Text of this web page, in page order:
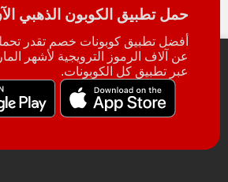
حمل تطبيق الكوبون الذهبي
أفضل تطبيق كوبونات خصم تقدر
عن آلاف الرموز الترويجية لأشهر
عبر تطبيق كل الكوبونات.